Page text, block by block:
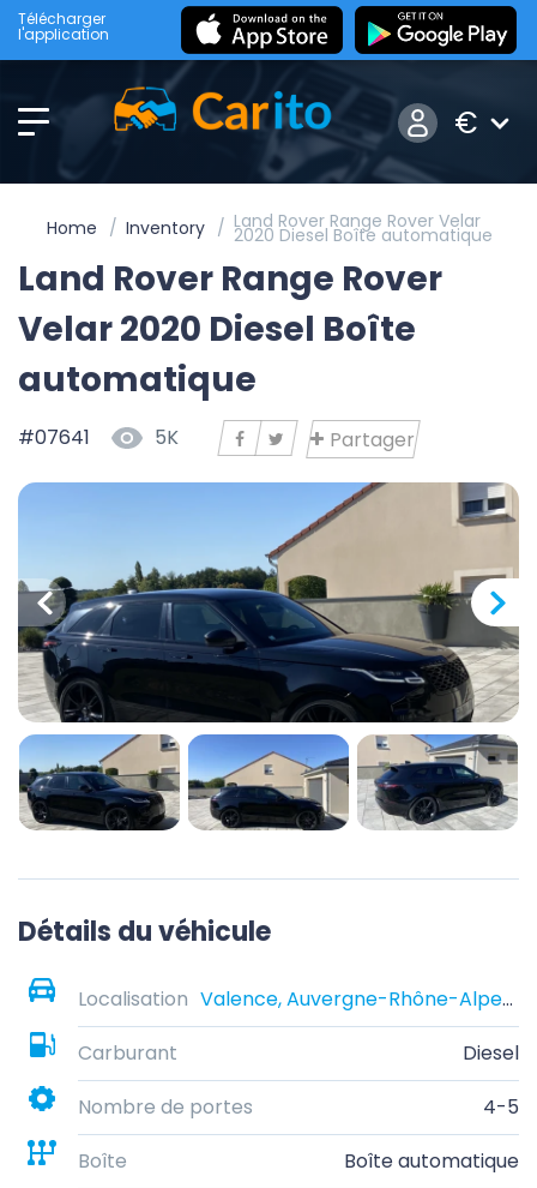
Télécharger
l'application
€
Home Inventory Land Rover Range Rover Velar
2020 Diesel Boîte automatique
Land Rover Range Rover
Velar 2020 Diesel Boîte
automatique
#07641 5K Partager
Détails du véhicule
Localisation
Valence, Auvergne-Rhône-Alpes, France
Carburant
Diesel
Nombre de portes
4-5
Boîte
Boîte automatique